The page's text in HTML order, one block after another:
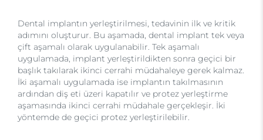
Dental implantın yerleştirilmesi, tedavinin ilk ve kritik
adımını oluşturur. Bu aşamada, dental implant tek veya
çift aşamalı olarak uygulanabilir. Tek aşamalı
uygulamada, implant yerleştirildikten sonra geçici bir
başlık takılarak ikinci cerrahi müdahaleye gerek kalmaz.
İki aşamalı uygulamada ise implantın takılmasının
ardından diş eti üzeri kapatılır ve protez yerleştirme
aşamasında ikinci cerrahi müdahale gerçekleşir. İki
yöntemde de geçici protez yerleştirilebilir.